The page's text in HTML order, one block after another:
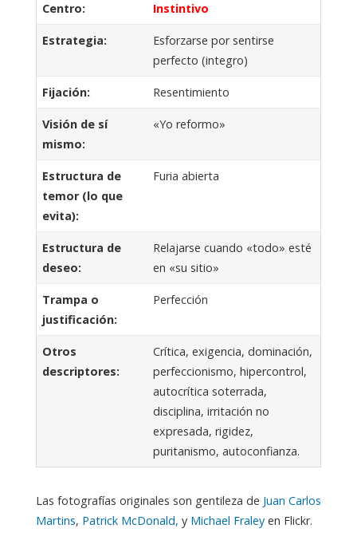
Centro: Instintivo
Estrategia:
Esforzarse por sentirse
perfecto (integro)
Fijación: Resentimiento
Visión de sí
mismo:
«Yo reformo»
Estructura de
temor (lo que
evita):
Furia abierta
Estructura de
deseo:
Relajarse cuando «todo» esté
en «su sitio»
Trampa o
justificación:
Perfección
Otros
descriptores:
Crítica, exigencia, dominación,
perfeccionismo, hipercontrol,
autocrítica soterrada,
disciplina, irritación no
expresada, rigidez,
puritanismo, autoconfianza.
Las fotografías originales son gentileza de Juan Carlos
Martins, Patrick McDonald, y Michael Fraleyen Flickr.